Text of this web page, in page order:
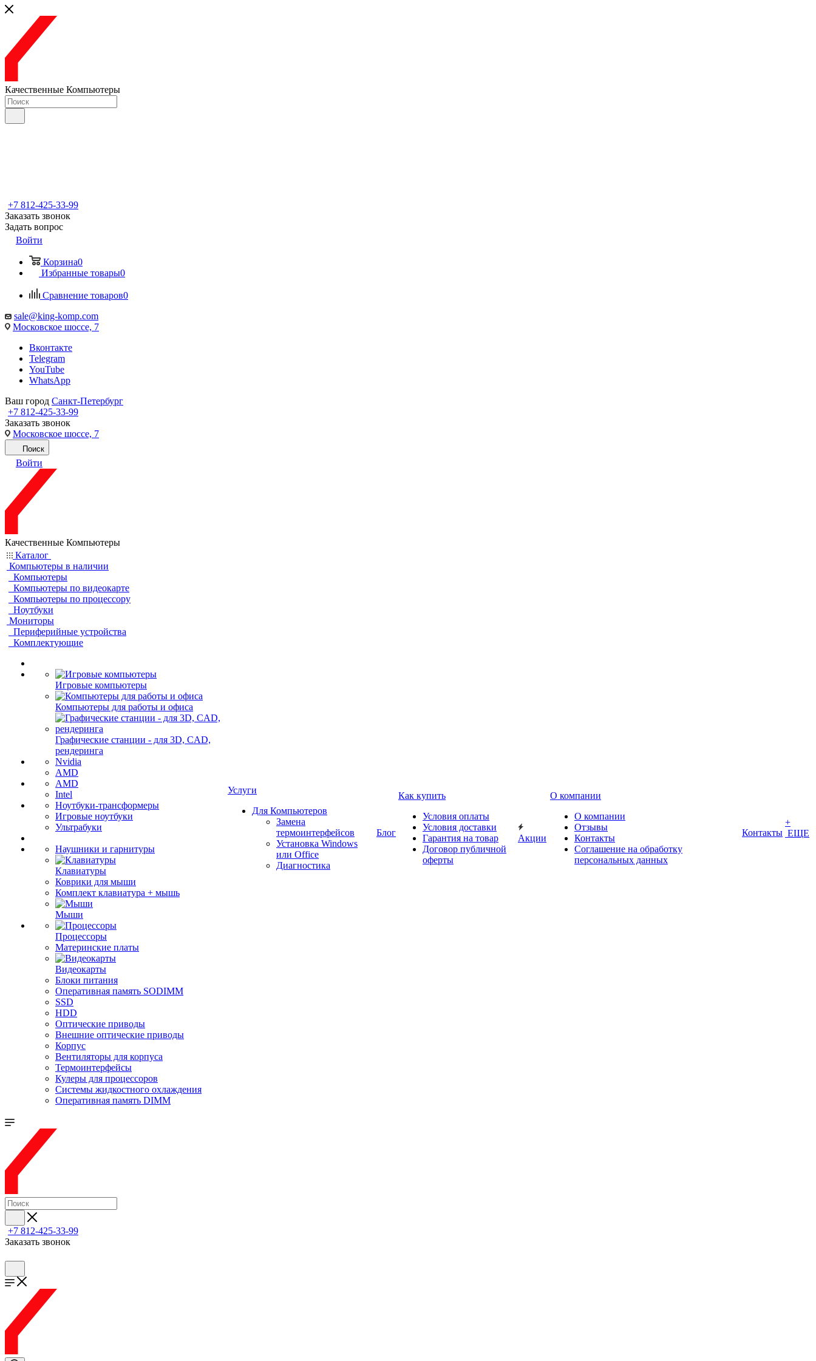
Качественные Компьютеры
+7 812-425-33-99
Заказать звонок
Задать вопрос
Войти
Корзина0
Избранные товары0
Сравнение товаров0
sale@king-komp.com
Московское шоссе, 7
Вконтакте
Telegram
YouTube
WhatsApp
Ваш город Санкт-Петербург
+7 812-425-33-99
Заказать звонок
Московское шоссе, 7
Поиск
Войти
Качественные Компьютеры
Каталог
Компьютеры в наличии
Компьютеры
Компьютеры по видеокарте
Компьютеры по процессору
Ноутбуки
Мониторы
Периферийные устройства
Комплектующие
Игровые компьютеры
Компьютеры для работы и офиса
Графические станции - для 3D, CAD,
рендеринга
Nvidia
AMD
AMD
Intel
Ноутбуки-трансформеры
Игровые ноутбуки
Ультрабуки
Наушники и гарнитуры
Клавиатуры
Коврики для мыши
Комплект клавиатура + мышь
Мыши
Процессоры
Материнские платы
Видеокарты
Блоки питания
Оперативная память SODIMM
SSD
HDD
Оптические приводы
Внешние оптические приводы
Корпус
Вентиляторы для корпуса
Термоинтерфейсы
Кулеры для процессоров
Системы жидкостного охлаждения
Оперативная память DIMM
Услуги
Для Компьютеров
Замена
термоинтерфейсов
Установка Windows
или Office
Диагностика
Блог
Как купить
Условия оплаты
Условия доставки
Гарантия на товар
Договор публичной
оферты
Акции
О компании
О компании
Отзывы
Контакты
Соглашение на обработку
персональных данных
Контакты
+
ЕЩЕ
+7 812-425-33-99
Заказать звонок